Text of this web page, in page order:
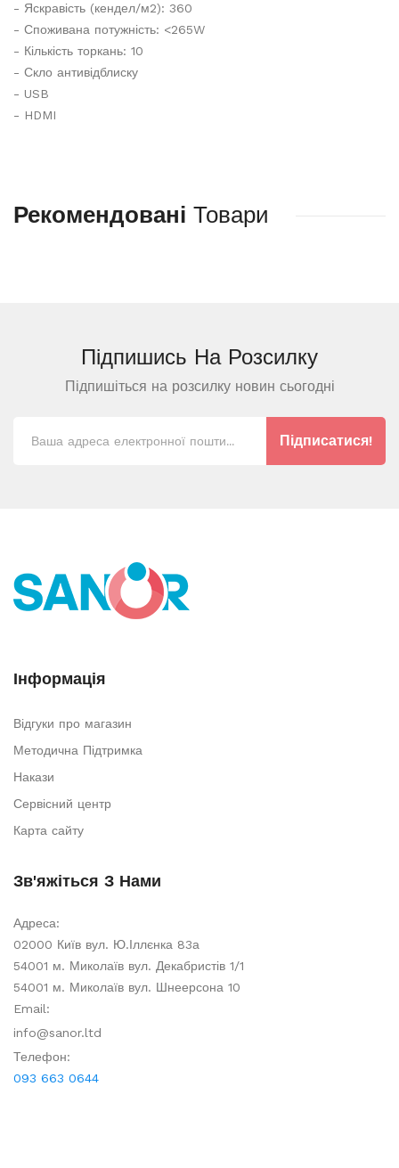
- Яскравість (кендел/м2): 360
- Споживана потужність: <265W
- Кількість торкань: 10
- Скло антивідблиску
- USB
- HDMI
Рекомендовані Товари
Підпишись На Розсилку
Підпишіться на розсилку новин сьогодні
Підписатися!
Інформація
Відгуки про магазин
Методична Підтримка
Накази
Сервісний центр
Карта сайту
Зв'яжіться З Нами
Адреса:
02000 Київ вул. Ю.Іллєнка 83а
54001 м. Миколаїв вул. Декабристів 1/1
54001 м. Миколаїв вул. Шнеерсона 10
Email:
info@sanor.ltd
Телефон:
093 663 0644